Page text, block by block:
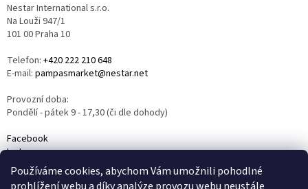
Používáme cookies, abychom Vám umožnili pohodlné
Nestar International s.r.o.
Na Louži 947/1
101 00 Praha 10
Telefon: +420 222 210 648
E-mail: pampasmarket@nestar.net
Provozní doba:
Pondělí - pátek 9 - 17,30 (či dle dohody)
Facebook
Instagram
YouTube